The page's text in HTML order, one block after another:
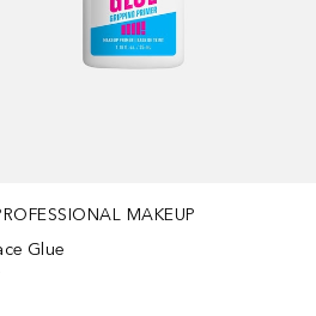
MAKEUP
Glue